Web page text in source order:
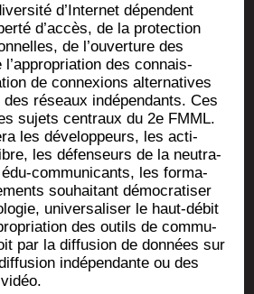
d’Internet dépendent
d’accès, de la pro­tec­tion
de l’ouverture des
des connais­
de connexions alter­na­tives
des réseaux indé­pen­dants. Ces
sujets cen­traux du 2e FMML.
les déve­lop­peurs, les acti­
les défen­seurs de la neu­tra­
com­mu­ni­cants, les for­ma­
sou­hai­tant démo­cra­ti­ser
uni­ver­sa­li­ser le haut-débit
des outils de com­mu­
par la dif­fu­sion de don­nées sur
indé­pen­dante ou des